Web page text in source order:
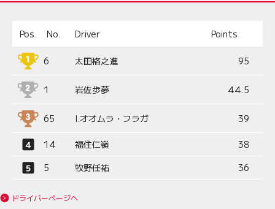
Pos. No. Driver Points
6 太田格之進 95
1 岩佐歩夢 44.5
65 I.オオムラ・フラガ 39
14 福住仁嶺
38
5
牧野任祐 36
ドライバーページへ